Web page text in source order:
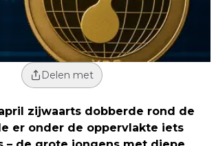
Delen met
zijwaarts dobberde rond de
er onder de oppervlakte iets